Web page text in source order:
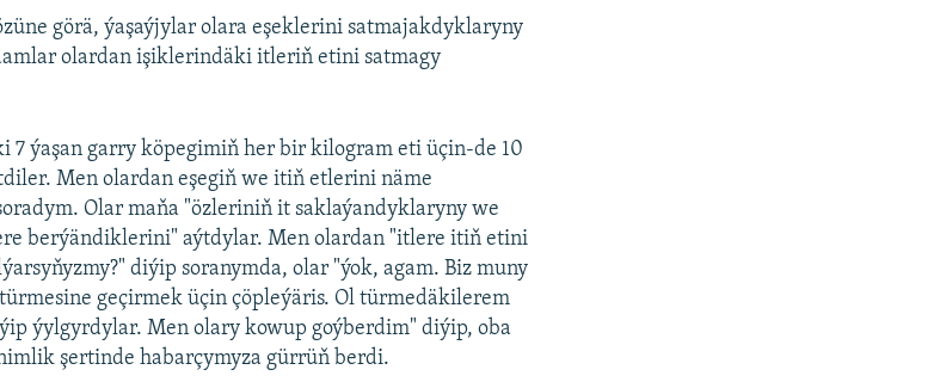
görä, ýaşaýjylar olara eşeklerini satmajakdyklaryny
olardan işiklerindäki itleriň etini satmagy
7 ýaşan garry köpegimiň her bir kilogram eti üçin-de 10
Men olardan eşegiň we itiň etlerini näme
Olar maňa "özleriniň it saklaýandyklaryny we
berýändiklerini" aýtdylar. Men olardan "itlere itiň etini
diýip soranymda, olar "ýok, agam. Biz muny
geçirmek üçin çöpleýäris. Ol türmedäkilerem
ýylgyrdylar. Men olary kowup goýberdim" diýip, oba
şertinde habarçymyza gürrüň berdi.